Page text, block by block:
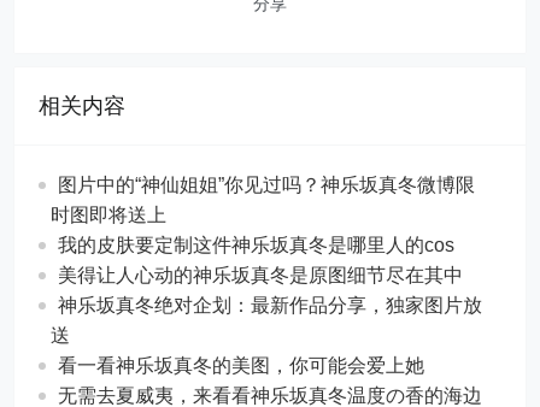
相关内容
图片中的“神仙姐姐”你见过吗？神乐坂真冬微博限
时图即将送上
我的皮肤要定制这件神乐坂真冬是哪里人的cos
美得让人心动的神乐坂真冬是原图细节尽在其中
神乐坂真冬绝对企划：最新作品分享，独家图片放
送
看一看神乐坂真冬的美图，你可能会爱上她
无需去夏威夷，来看看神乐坂真冬温度の香的海边